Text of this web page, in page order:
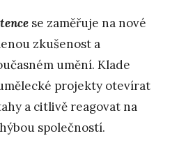
se zaměřuje na nové
zkušenost a
umění. Klade
projekty otevírat
a citlivě reagovat na
společností.